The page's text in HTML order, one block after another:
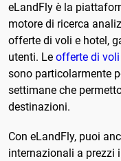
eLandFly è la
motore di ricerca
offerte di voli e hotel,
utenti. Le offerte di
sono particolarmente
settimane che
destinazioni.
Con eLandFly, puoi
internazionali a